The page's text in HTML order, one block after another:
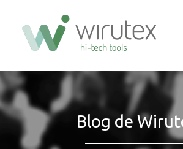
Blog de